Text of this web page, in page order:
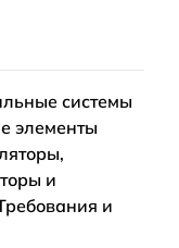
системы
элементы
и
и